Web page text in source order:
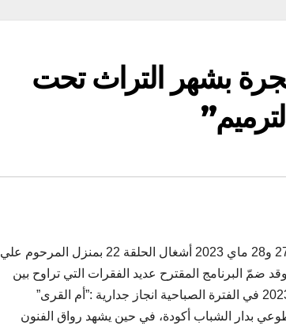
بشهر التراث تحت
ضمن احتفالاته بشهر التراث يقيم الصالون الثقافي الشجرة بأكـودة أيام 26و27 و28 ماي 2023 أشغال الحلقة 22 بمنزل المرحوم علي
ضمّ البرنامج المقترح عديد الفقرات التي تراوح بين
الإمتاع والإفادة والمؤانسة، حيث يشهد اليوم الأول الموافق للجمعة 26 ماي 2023 في الفترة الصباحية انجاز جدارية :”أم القرى”
بدار الشباب أكودة، في حين يشهد رواق الفنون